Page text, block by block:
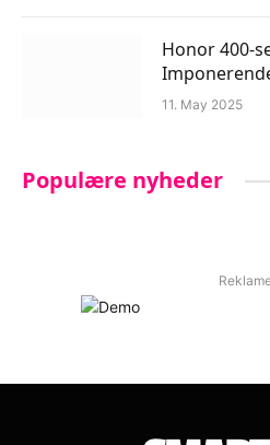
Honor 400-
11. May 2025
Populære nyheder